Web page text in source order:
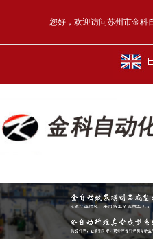
您好，欢迎访问苏州市金科